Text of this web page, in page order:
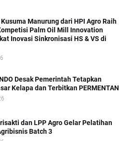
Manurung dari HPI Agro Raih
Palm Oil Mill Innovation
Inovasi Sinkronisasi HS & VS di
Desak Pemerintah Tetapkan
Kelapa dan Terbitkan PERMENTAN
dan LPP Agro Gelar Pelatihan
Batch 3